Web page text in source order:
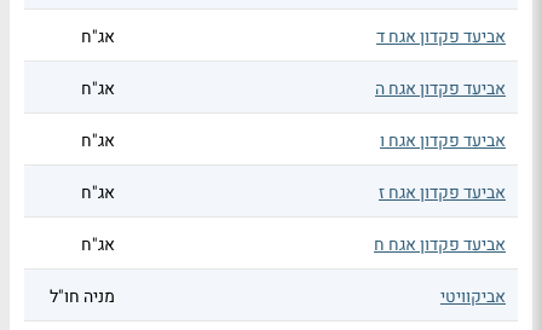
אביעד פקדון אגח ד אג"ח
אביעד פקדון אגח ה אג"ח
אביעד פקדון אגח ו אג"ח
אביעד פקדון אגח ז אג"ח
אביעד פקדון אגח ח אג"ח
אביקוויטי מניה חו"ל